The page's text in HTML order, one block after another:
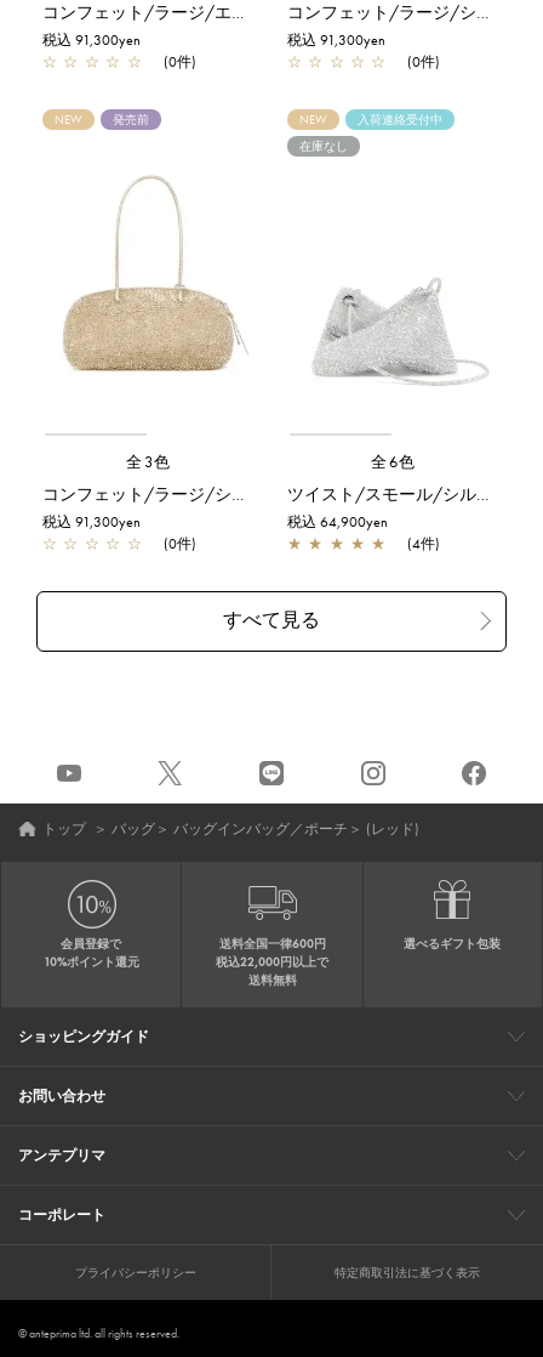
コンフェット/ラージ/エナメルブラック
税込 91,300yen
☆ ☆ ☆ ☆ ☆ (0件)
コンフェット/ラージ/シルバー
税込 91,300yen
☆ ☆ ☆ ☆ ☆ (0件)
NEW 発売前
全3色
コンフェット/ラージ/シルバーゴールド
税込 91,300yen
☆ ☆ ☆ ☆ ☆ (0件)
NEW
入荷連絡受付中
在庫なし
全6色
ツイスト/スモール/シルバー
税込 64,900yen
★ ★ ★ ★ ★ (4件)
トップ ＞ バッグ＞ バッグインバッグ／ポーチ ＞ (レッド)
会員登録で
10%ポイント還元
送料全国一律600円
税込22,000円以上で
送料無料
選べるギフト包装
ショッピングガイド
会員特典
ご購入・配送について
返品について
ギフト包装
FAQ
サイトマップ
お問い合わせ
メールでのお問い合わせ
お修理についてのお問い合わせ
お休みさせていただきます
アンテプリマ
ブランドサイト
ショップリスト
ワイヤーバッグについて
特集
オンラインストアニュース
コーポレート
プライバシーポリシー 特定商取引法に基づく表示
© anteprima ltd. all rights reserved.